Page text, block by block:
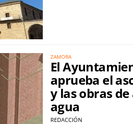
ZAMORA
El
aprueba el
y las obras
agua
REDACCIÓN